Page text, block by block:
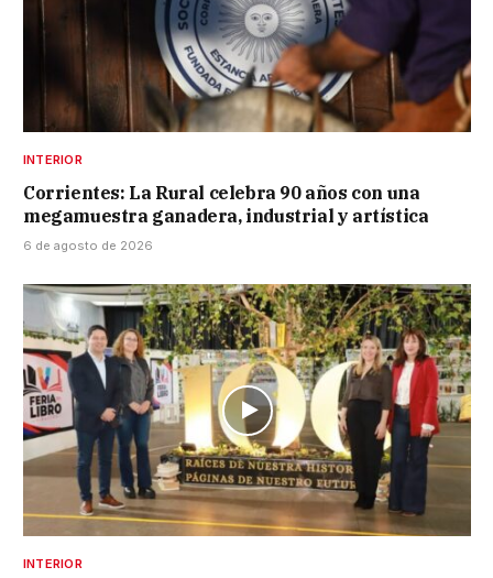
INTERIOR
Corrientes: La Rural celebra 90 años con una
megamuestra ganadera, industrial y artística
6 de agosto de 2026
INTERIOR